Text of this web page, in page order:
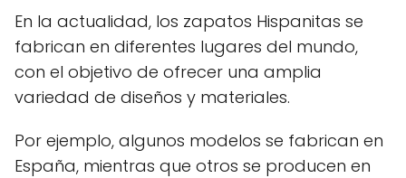
En la actualidad, los zapatos Hispanitas se
fabrican en diferentes lugares del mundo,
con el objetivo de ofrecer una amplia
variedad de diseños y materiales.
Por ejemplo, algunos modelos se fabrican en
España, mientras que otros se producen en